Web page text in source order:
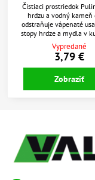
Čistiaci prostriedok
hrdzu a vodný kameň
odstraňuje vápenaté
stopy hrdze a mydla v
kúpeľní. Vhodné použiť na
drezy, keramické
vodovodné batérie.
Vypredané
3,79 €
Zobraziť